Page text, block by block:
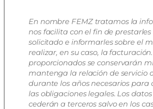
En nombre FEMZ tratamos la
nos facilita con el fin de prestarles
solicitado e informarles sobre el
realizar, en su caso, la
proporcionados se conservarán
mantenga la relación de servicio
durante los años necesarios para
las obligaciones legales. Los datos
cederán a terceros salvo en los